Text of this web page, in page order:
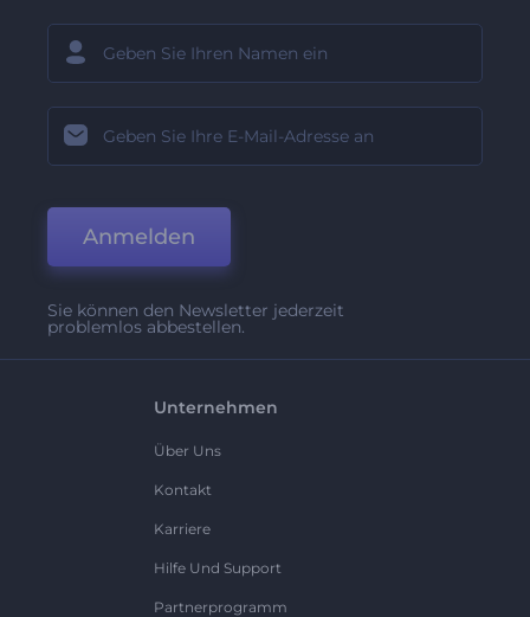
Anmelden
Sie können den Newsletter jederzeit
problemlos abbestellen.
Unternehmen
Über Uns
Kontakt
Karriere
Hilfe Und Support
Partnerprogramm